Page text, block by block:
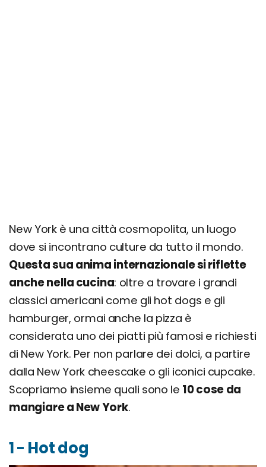
New York è una città cosmopolita, un luogo
dove si incontrano culture da tutto il mondo.
Questa sua anima internazionale si riflette
anche nella cucina: oltre a trovare i grandi
classici americani come gli hot dogs e gli
hamburger, ormai anche la pizza è
considerata uno dei piatti più famosi e richiesti
di New York. Per non parlare dei dolci, a partire
dalla New York cheescake o gli iconici cupcake.
Scopriamo insieme quali sono le 10 cose da
mangiare a New York.
1 - Hot dog